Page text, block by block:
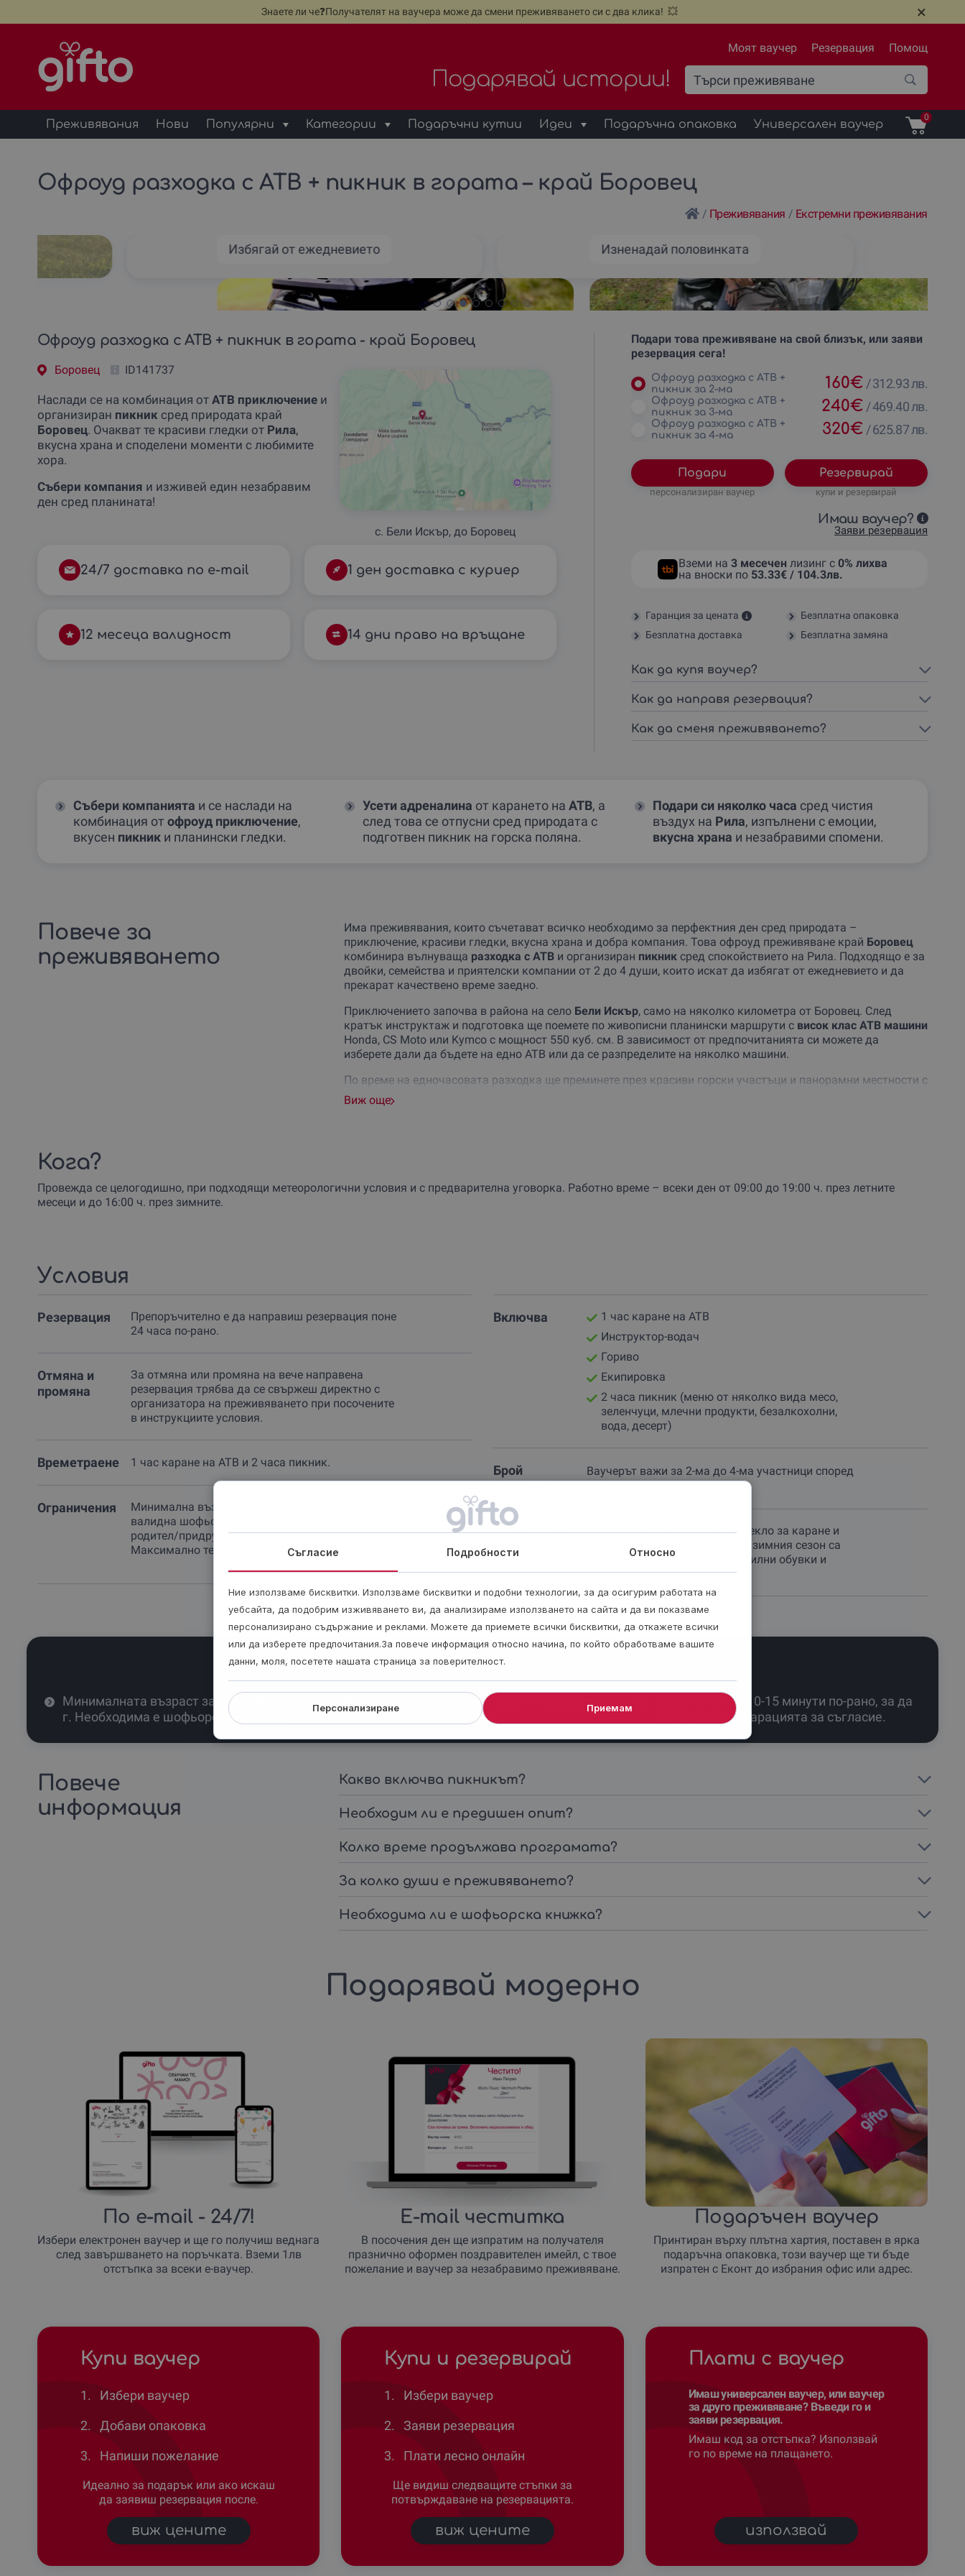
Знаете ли че❓Получателят на ваучера може да смени преживяването си с два клика! 💥 ×
Моят ваучер Резервация Помощ
Подарявай истории!
Преживявания Нови Популярни Категории Подаръчни кутии Идеи Подаръчна опаковка Универсален ваучер
0
Офроуд разходка с АТВ + пикник в гората – край Боровец
/ Преживявания / Екстремни преживявания
Избягай от ежедневието Изненадай половинката
Офроуд разходка с АТВ + пикник в гората - край Боровец
Боровец ID141737
с. Бели Искър, до Боровец
Наслади се на комбинация от АТВ приключение и
организиран пикник сред природата край
Боровец. Очакват те красиви гледки от Рила,
вкусна храна и споделени моменти с любимите
хора.
Събери компания и изживей един незабравим
ден сред планината!
24/7 доставка по e-mail 1 ден доставка с куриер
12 месеца валидност 14 дни право на връщане
Подари това преживяване на свой близък, или заяви
резервация сега!
Офроуд разходка с АТВ +
пикник за 2-ма
160€ /312.93 лв.
Офроуд разходка с АТВ +
пикник за 3-ма
240€ /469.40 лв.
Офроуд разходка с АТВ +
пикник за 4-ма
320€ /625.87 лв.
Подари
персонализиран ваучер
Резервирай
купи и резервирай
Имаш ваучер?
Заяви резервация
Вземи на3 месечен лизинг с0% лихва
на вноски по 53.33€ / 104.3лв.
Гаранция за цената
Безплатна опаковка
Безплатна доставка
Безплатна замяна
Как да купя ваучер?
Как да направя резервация?
Как да сменя преживяването?
Събери компанията и се наслади на
комбинация отофроуд приключение,
вкусен пикник и планински гледки.
Усети адреналина от карането наАТВ, а
след това се отпусни сред природата с
подготвен пикник на горска поляна.
Подари си няколко часа сред чистия
въздух на Рила, изпълнени с емоции,
вкусна храна и незабравими спомени.
Повече за
преживяването
Има преживявания, които съчетават всичко необходимо за перфектния ден сред природата –
приключение, красиви гледки, вкусна храна и добра компания. Това офроуд преживяване край Боровец
комбинира вълнуваща разходка с АТВи организиран пикниксред спокойствието на Рила. Подходящо е за
двойки, семейства и приятелски компании от 2 до 4 души, които искат да избягат от ежедневието и да
прекарат качествено време заедно.
Приключението започва в района на село Бели Искър, само на няколко километра от Боровец. След
кратък инструктаж и подготовка ще поемете по живописни планински маршрути с висок клас АТВ машини
Honda, CS Moto или Kymco с мощност 550 куб. см. В зависимост от предпочитанията си можете да
изберете дали да бъдете на едно АТВ или да се разпределите на няколко машини.
По време на едночасовата разходка ще преминете през красиви горски участъци и панорамни местности с
впечатляващи гледки към Рила
Богородично“, местността „Смилица“, водопад „Гръчка река“ и панорамната площадка „Орлови скали“,
чистия планински въздух и приятната компания.
Виж още
Кога?
Провежда се целогодишно, при подходящи метеорологични условия и с предварителна уговорка. Работно време – всеки ден от 09:00 до 19:00 ч. през летните
месеци и до 16:00 ч. през зимните.
Условия
Резервация
Препоръчително е да направиш резервация поне
24 часа по-рано.
Отмяна и
промяна
За отмяна или промяна на вече направена
резервация трябва да се свържеш директно с
организатора на преживяването при посочените
в инструкциите условия.
Времетраене 1 час каране на АТВ и 2 часа пикник.
Ограничения
Минимална възраст за управление е 18 г. и
валидна шофьорска книжка. Непълнолетни - с
родител/придружител на същото АТВ.
Максимално тегло за едно АТВ: 250 кг.
Включва
1 час каране на АТВ
Инструктор-водач
Гориво
Екипировка
2 часа пикник (меню от няколко вида месо,
зеленчуци, млечни продукти, безалкохолни,
вода, десерт)
Брой
участници
Ваучерът важи за 2-ма до 4-ма участници според
избраната опция.
Облекло или
съвети
Препоръчително е удобно облекло за каране и
престой сред природата. През зимния сезон са
необходими топли дрехи, стабилни обувки и
дебели ръкавици.
Важно
Минималната възраст за управление е 18
г. Необходима е шофьорска книжка.
Максимално тегло за едно АТВ: 250 кг.
Бъди на място 10-15 минути по-рано, за да
попълниш декларацията за съгласие.
Повече
информация
Какво включва пикникът?
Необходим ли е предишен опит?
Колко време продължава програмата?
За колко души е преживяването?
Необходима ли е шофьорска книжка?
Подарявай модерно
По e-mail- 24/7!
Избери електронен ваучер и ще го получиш веднага
след завършването на поръчката. Вземи 1лв
отстъпка за всеки е-ваучер.
E-mail честитка
В посочения ден ще изпратим на получателя
празнично оформен поздравителен имейл, с твое
пожелание и ваучер за незабравимо преживяване.
Подаръчен ваучер
Принтиран върху плътна хартия, поставен в ярка
подаръчна опаковка, този ваучер ще ти бъде
изпратен с Еконт до избрания офис или адрес.
Купи ваучер
1.
Избери ваучер
2.
Добави опаковка
3.
Напиши пожелание
Идеално за подарък или ако искаш
да заявиш резервация после.
виж цените
Купи и резервирай
1.
Избери ваучер
2.
Заяви резервация
3.
Плати лесно онлайн
Ще видиш следващите стъпки за
потвърждаване на резервацията.
виж цените
Плати с ваучер
Имаш универсален ваучер, или ваучер
за друго преживяване? Въведи го и
заяви резервация.
Имаш код за отстъпка? Използвай
го по време на плащането.
използвай
Съгласие Подробности Относно
Ние използваме бисквитки. Използваме бисквитки и подобни технологии, за да осигурим работата на
уебсайта, да подобрим изживяването ви, да анализираме използването на сайта и да ви показваме
персонализирано съдържание и реклами. Можете да приемете всички бисквитки, да откажете всички
или да изберете предпочитания.За повече информация относно начина, по който обработваме вашите
данни, моля, посетете нашата страница за поверителност.
Персонализиране Приемам